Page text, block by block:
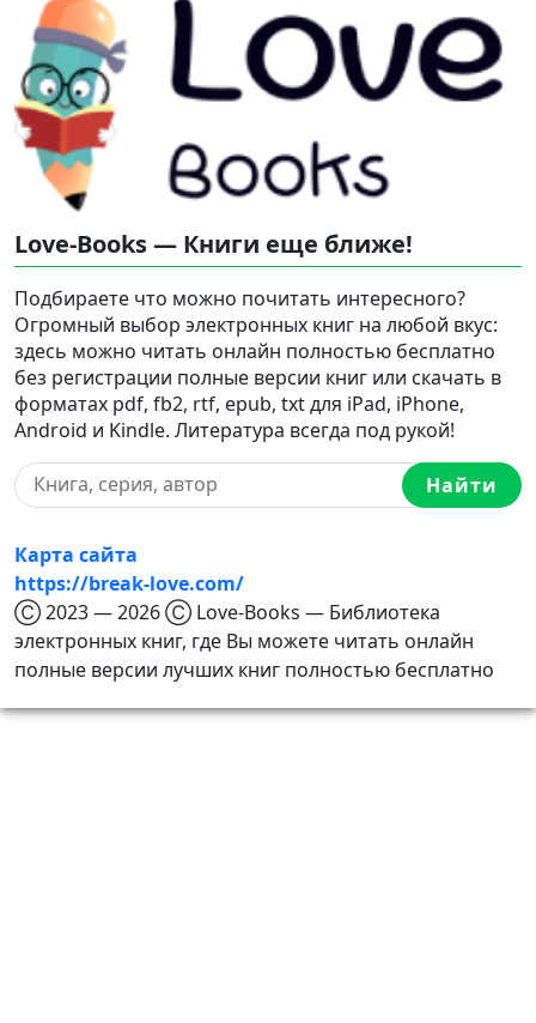
Love-Books — Книги еще ближе!
Подбираете что можно почитать интересного?
Огромный выбор электронных книг на любой вкус:
здесь можно читать онлайн полностью бесплатно
без регистрации полные версии книг или скачать в
форматах pdf, fb2, rtf, epub, txt для iPad, iPhone,
Android и Kindle. Литература всегда под рукой!
Найти
Карта сайта
https://break-love.com/
Ⓒ 2023 — 2026 Ⓒ Love-Books — Библиотека
электронных книг, где Вы можете читать онлайн
полные версии лучших книг полностью бесплатно